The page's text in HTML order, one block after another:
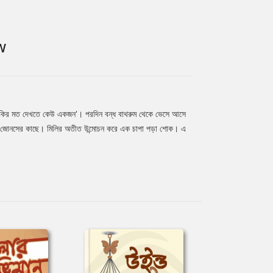
মত দেখতে কেউ একজন'। পরদিন বন্ধ বাথরুম থেকে ভেসে আসে
জোনসের কাছে। মিলির অতীত উন্মোচন করে এক চাপা পড়া শোক। এ